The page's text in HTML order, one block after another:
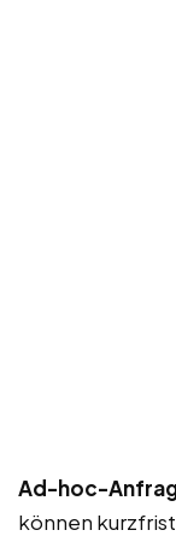
Ad-hoc-
können